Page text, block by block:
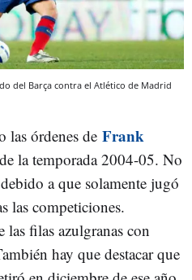
del Barça contra el Atlético de Madrid
las órdenes de Frank
la temporada 2004-05. No
a que solamente jugó
las competiciones.
filas azulgranas con
hay que destacar que